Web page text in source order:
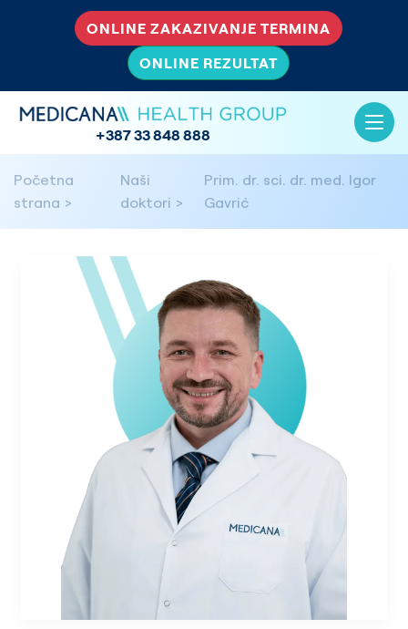
ONLINE ZAKAZIVANJE TERMINA
ONLINE REZULTAT
+387 33 848 888
Početna
strana
Naši
doktori
Prim. dr. sci. dr. med. Igor
Gavrić